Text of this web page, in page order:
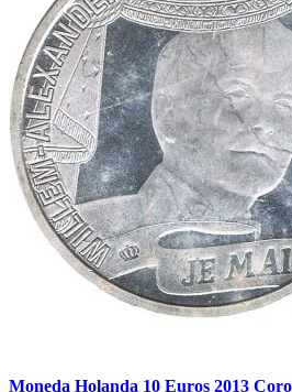
Moneda Holanda 10 Euros 2013